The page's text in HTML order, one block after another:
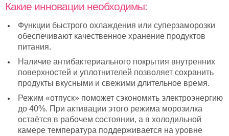
Какие инновации необходимы:
Функции быстрого охлаждения или суперзаморозки
обеспечивают качественное хранение продуктов
питания.
Наличие антибактериального покрытия внутренних
поверхностей и уплотнителей позволяет сохранить
продукты вкусными и свежими длительное время.
Режим «отпуск» поможет сэкономить электроэнергию
до 40%. При активации этого режима морозилка
остаётся в рабочем состоянии, а в холодильной
камере температура поддерживается на уровне